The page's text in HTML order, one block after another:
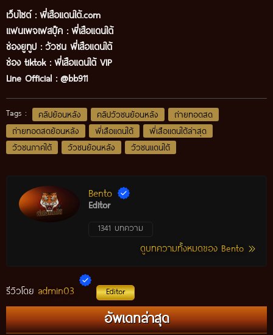
เว็บไซต์ : พี่เสือแดนใต้.com
แฟนเพจเฟสบุ๊ค : พี่เสือแดนใต้
ช่องยูทูป : วัวชน พี่เสือแดนใต้
ช่อง tiktok : พี่เสือแดนใต้ VIP
Line Official : @bb911
Tags : คลิปย้อนหลัง คลิปวัวชนย้อนหลัง
ถ่ายทอดสด
ถ่ายทอดสดย้อนหลัง
พี่เสือแดนใต้
พี่เสือแดนใต้ล่าสุด
วัวชนภาคใต้
วัวชนย้อนหลัง วัวชนแดนใต้
Bento
Editor
1341 บทความ
ดูบทความทั้งหมดของ Bento
รีวิวโดย admin03 Editor
อัพเดทล่าสุด
แทงวัวรอง คืออะไร? วิธีศึกษาวัวรอง พร้อมเทคนิควิเคราะห์ข้อมูล
ก่อนติดตามการแข่งขัน ปี 2026